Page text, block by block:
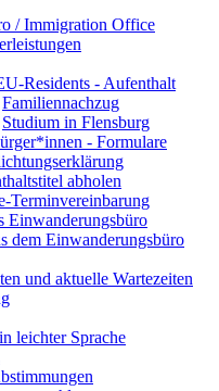
/ Immigration Office
Residents - Aufenthalt
Familiennachzug
Studium in Flensburg
- Formulare
abholen
Terminvereinbarung
Einwanderungsbüro
dem Einwanderungsbüro
und aktuelle Wartezeiten
leichter Sprache